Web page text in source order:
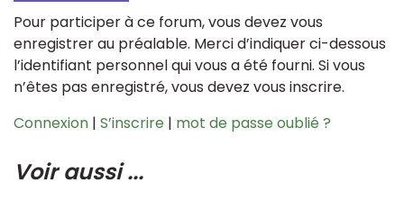
Pour participer à ce forum, vous devez vous
enregistrer au préalable. Merci d’indiquer ci-dessous
l’identifiant personnel qui vous a été fourni. Si vous
n’êtes pas enregistré, vous devez vous inscrire.
Connexion | S’inscrire | mot de passe oublié ?
Voir aussi ...